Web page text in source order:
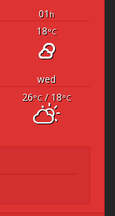
01 h
18°C
wed
26°C/ 18°C